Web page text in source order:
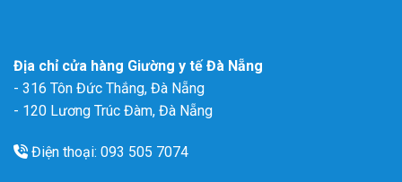
Địa chỉ cửa hàng Giường y tế Đà Nẵng
- 316 Tôn Đức Thắng, Đà Nẵng
- 120 Lương Trúc Đàm, Đà Nẵng
Điện thoại: 093 505 7074